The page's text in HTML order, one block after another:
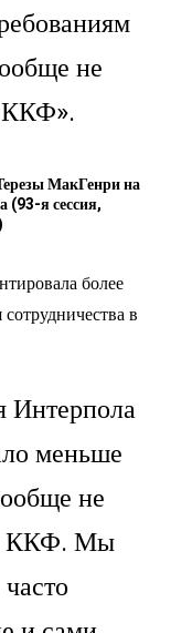
не
ККФ».
МакГенри на
(93-я сессия,
более
в
Интерпола
меньше
не
ККФ. Мы